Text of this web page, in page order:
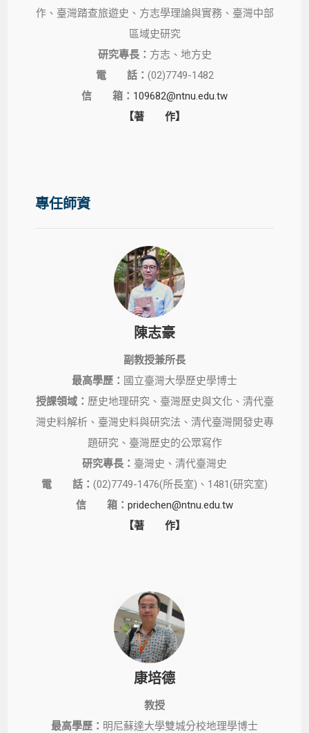
作、臺灣踏查旅遊史、方志學理論與實務、臺灣中部
區域史研究
研究專長： 方志、地方史
電 話： (02)7749-1482
信 箱： 109682@ntnu.edu.tw
【著 作】
專任師資
陳志豪
副教授兼所長
最高學歷： 國立臺灣大學歷史學博士
授課領域： 歷史地理研究、臺灣歷史與文化、清代臺
灣史料解析、臺灣史料與研究法、清代臺灣開發史專
題研究、臺灣歷史的公眾寫作
研究專長： 臺灣史、清代臺灣史
電 話： (02)7749-1476(所長室)、1481(研究室)
信 箱： pridechen@ntnu.edu.tw
【著 作】
康培德
教授
最高學歷： 明尼蘇達大學雙城分校地理學博士